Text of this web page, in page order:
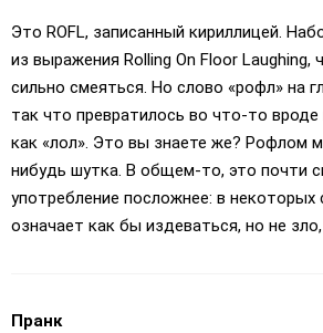
Это ROFL, записанный кириллицей.
из выражения Rolling On Floor Laughing,
сильно смеяться. Но слово «рофл» на
так что превратилось во что-то
как «лол». Это вы знаете же? Рофлом
нибудь шутка. В общем-то, это почти
употребление посложнее: в некоторых
означает как бы издеваться, но не
Пранк